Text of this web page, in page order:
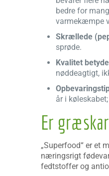
bedre for
varmekæmpe
Skrællede
sprøde.
Kvalitet
nøddeagtigt,
år i
Er
„Superfood“ er et
næringsrigt
fedtstoffer og